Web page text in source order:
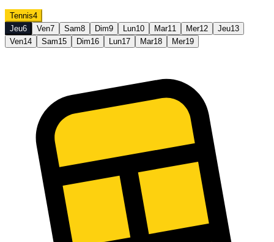
Tennis4
Jeu6 Ven7 Sam8 Dim9 Lun10 Mar11 Mer12 Jeu13
Ven14 Sam15 Dim16 Lun17 Mar18 Mer19